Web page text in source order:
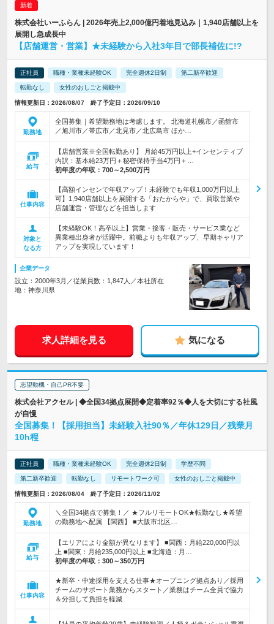
株式会社いーふらん | 2026年売上2,000億円着地見込み｜1,940店舗以上を
展開し急成長中
【店舗運営・営業】★未経験から入社3年目で部長補佐に!?
正社員 職種・業種未経験OK 完全週休2日制 第二新卒歓迎
転勤なし 女性のおしごと掲載中
情報更新日：2026/08/07 終了予定日：2026/09/10
勤務地
全国募集｜希望勤務地は考慮します。 北海道札幌市／函館市
／旭川市／帯広市／北見市／北広島市 ほか…
給与
【店舗営業※全国転勤あり】 月給45万円以上+インセンティブ
内訳：基本給23万円＋秘密保持手当4万円＋…
初年度の年収： 700～2,500万円
仕事内容
【高額インセンで年収アップ！未経験でも年収1,000万円以上
可】1,940店舗以上を展開する「おたからや」で、買取営業や
店舗運営・管理などを担当します
対象と
なる方
【未経験OK！高卒以上】営業・接客・販売・サービス業など
異業種出身者が活躍中。前職よりも年収アップ、早期キャリア
アップを実現しています！
企業データ
設立：2000年3月／従業員数：1,847人／本社所在
地：神奈川県
求人詳細を見る 気になる
志望動機・自己PR不要
株式会社アクセル | ◆全国34拠点展開◆定着率92％◆人を大切にする社風
が自慢
全国募集！【採用担当】未経験入社90％／年休129日／残業月
10h程
正社員 職種・業種未経験OK 完全週休2日制 学歴不問
第二新卒歓迎 転勤なし リモートワーク可 女性のおしごと掲載中
情報更新日：2026/08/04 終了予定日：2026/11/02
勤務地
＼全国34拠点で募集！／ ★フルリモートOK★転勤なし★希望
の勤務地へ配属 【関西】 ■大阪市北区…
給与
【エリアにより金額が異なります】 ■関西：月給220,000円以
上 ■関東：月給235,000円以上 ■北海道：月…
初年度の年収： 300～350万円
仕事内容
★新卒・中途採用を支える仕事★オープニング拠点あり／採用
チームのサポート業務からスタート／業務はチーム全員で協力
＆分担して負担を軽減